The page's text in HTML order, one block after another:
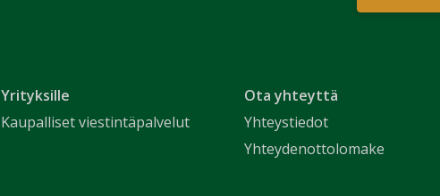
Yrityksille
Kaupalliset viestintäpalvelut
Ota yhteyttä
Yhteystiedot
Yhteydenottolomake